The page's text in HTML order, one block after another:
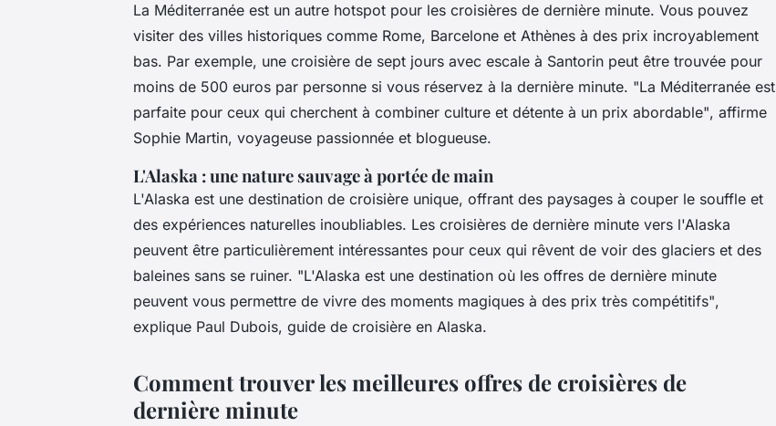
La Méditerranée est un autre hotspot pour les croisières de dernière minute. Vous pouvez
visiter des villes historiques comme Rome, Barcelone et Athènes à des prix incroyablement
bas. Par exemple, une croisière de sept jours avec escale à Santorin peut être trouvée pour
moins de 500 euros par personne si vous réservez à la dernière minute. "La Méditerranée est
parfaite pour ceux qui cherchent à combiner culture et détente à un prix abordable", affirme
Sophie Martin, voyageuse passionnée et blogueuse.
L'Alaska : une nature sauvage à portée de main
L'Alaska est une destination de croisière unique, offrant des paysages à couper le souffle et
des expériences naturelles inoubliables. Les croisières de dernière minute vers l'Alaska
peuvent être particulièrement intéressantes pour ceux qui rêvent de voir des glaciers et des
baleines sans se ruiner. "L'Alaska est une destination où les offres de dernière minute
peuvent vous permettre de vivre des moments magiques à des prix très compétitifs",
explique Paul Dubois, guide de croisière en Alaska.
Comment trouver les meilleures offres de croisières de
dernière minute